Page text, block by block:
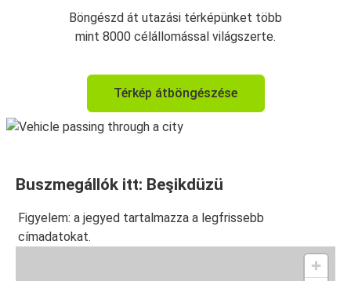
Böngészd át utazási térképünket több
mint 8000 célállomással világszerte.
Térkép átböngészése
Buszmegállók itt: Beşikdüzü
Figyelem: a jegyed tartalmazza a legfrissebb
címadatokat.